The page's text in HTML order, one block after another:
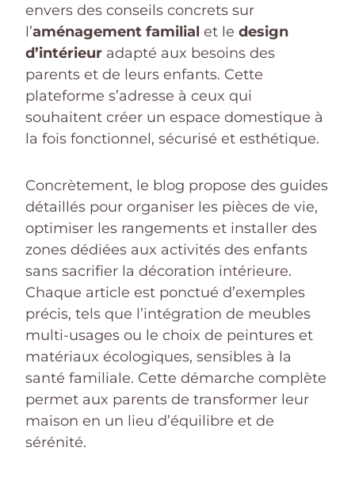
envers des conseils concrets sur
l’aménagement familial et le design
d’intérieur adapté aux besoins des
parents et de leurs enfants. Cette
plateforme s’adresse à ceux qui
souhaitent créer un espace domestique à
la fois fonctionnel, sécurisé et esthétique.
Concrètement, le blog propose des guides
détaillés pour organiser les pièces de vie,
optimiser les rangements et installer des
zones dédiées aux activités des enfants
sans sacrifier la décoration intérieure.
Chaque article est ponctué d’exemples
précis, tels que l’intégration de meubles
multi-usages ou le choix de peintures et
matériaux écologiques, sensibles à la
santé familiale. Cette démarche complète
permet aux parents de transformer leur
maison en un lieu d’équilibre et de
sérénité.